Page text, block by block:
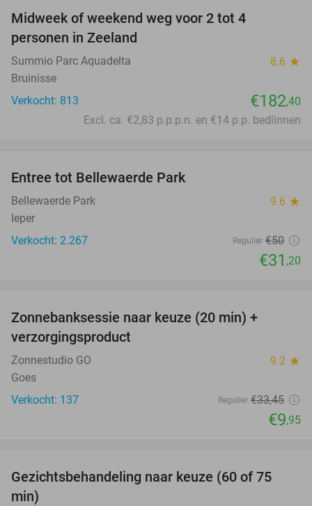
Midweek of weekend weg voor 2 tot 4
personen in Zeeland
Summio Parc Aquadelta 8.6 star
Bruinisse
Verkocht: 813
€182,40
Excl. ca. €2,83 p.p.p.n. en €14 p.p. bedlinnen
Entree tot Bellewaerde Park
Bellewaerde Park 9.6 star
Ieper
Verkocht: 2.267
Regulier €50
€31 ,20
Zonnebanksessie naar keuze (20 min) +
verzorgingsproduct
Zonnestudio GO 9.2 star
Goes
Verkocht: 137
Regulier €33,45
€9,95
52%
Gezichtsbehandeling naar keuze (60 of 75
min)